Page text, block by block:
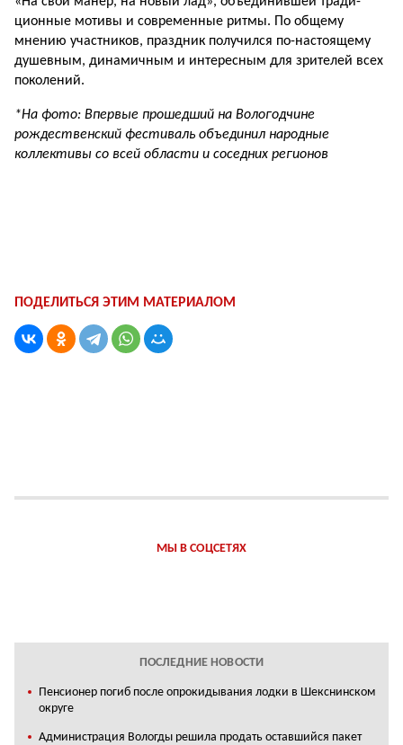
ционные мотивы и совре­менные ритмы. По общему
мнению участников, праздник получился по-настоящему
ду­шевным, динамичным и ин­тересным для зрителей всех
поколений.
*На фото: Впервые прошедший на Вологодчине
рождественский фестиваль объединил народные
коллективы со всей области и соседних регионов
ПОДЕЛИТЬСЯ ЭТИМ МАТЕРИАЛОМ
МЫ В СОЦСЕТЯХ
ПОСЛЕДНИЕ НОВОСТИ
Пенсионер погиб после опрокидывания лодки в Шекснинском
округе
Администрация Вологды решила продать оставшийся пакет